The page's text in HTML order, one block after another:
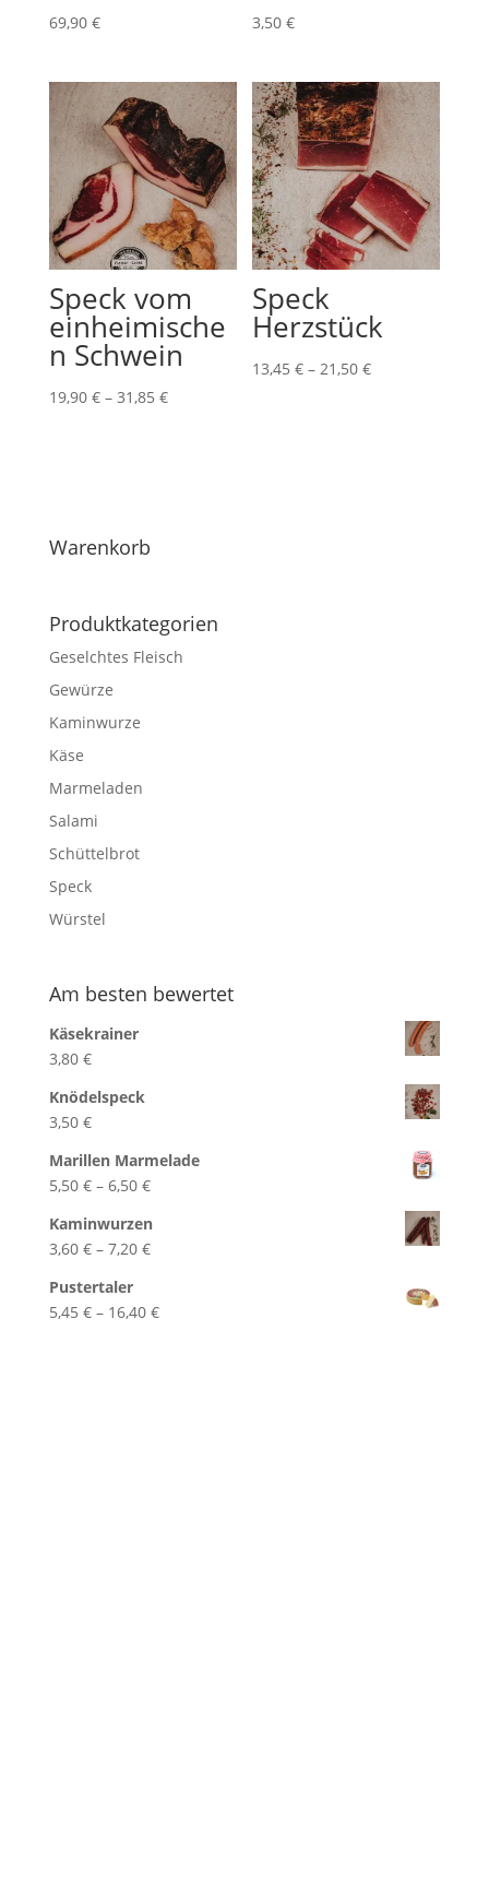
69,90 € 3,50€
Speck vom
einheimische
n Schwein
19,90 € – 31,85 €Preisspanne:
Speck
Herzstück
13,45€ –21,50€Preisspanne:
Warenkorb
Produktkategorien
Geselchtes Fleisch
Gewürze
Kaminwurze
Käse
Marmeladen
Salami
Schüttelbrot
Speck
Würstel
Am besten bewertet
Käsekrainer
3,80 €
Knödelspeck
3,50 €
Marillen Marmelade
5,50 € – 6,50 €Preisspanne:
bis
6,50 €
Kaminwurzen
3,60 € – 7,20 €Preisspanne:
7,20 €
Pustertaler
5,45 € – 16,40 €Preisspanne: